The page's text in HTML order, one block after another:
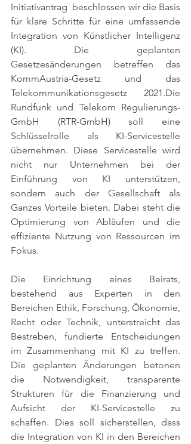
Initiativantrag  beschlossen wir die Basis
für klare Schritte für eine umfassende
Integration von Künstlicher Intelligenz
(KI). Die geplanten
Gesetzesänderungen betreffen das
KommAustria-Gesetz und das
Telekommunikationsgesetz 2021.Die
Rundfunk und Telekom Regulierungs-
GmbH (RTR-GmbH) soll eine
Schlüsselrolle als KI-Servicestelle
übernehmen. Diese Servicestelle wird
nicht nur Unternehmen bei der
Einführung von KI unterstützen,
sondern auch der Gesellschaft als
Ganzes Vorteile bieten. Dabei steht die
Optimierung von Abläufen und die
effiziente Nutzung von Ressourcen im
Fokus.
Die Einrichtung eines Beirats,
bestehend aus Experten in den
Bereichen Ethik, Forschung, Ökonomie,
Recht oder Technik, unterstreicht das
Bestreben, fundierte Entscheidungen
im Zusammenhang mit KI zu treffen.
Die geplanten Änderungen betonen
die Notwendigkeit, transparente
Strukturen für die Finanzierung und
Aufsicht der KI-Servicestelle zu
schaffen. Dies soll sicherstellen, dass
die Integration von KI in den Bereichen